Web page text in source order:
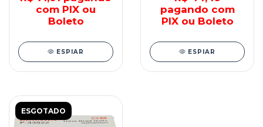
com PIX ou
Boleto
ESPIAR
pagando com
PIX ou Boleto
ESPIAR
ESGOTADO